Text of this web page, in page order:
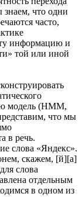
что одни
часто,
информацию и
той или иной
модель (HMM,
что мы
в речь.
слова «Яндекс».
скажем, [й][а]
слова
отдельным
в одном из